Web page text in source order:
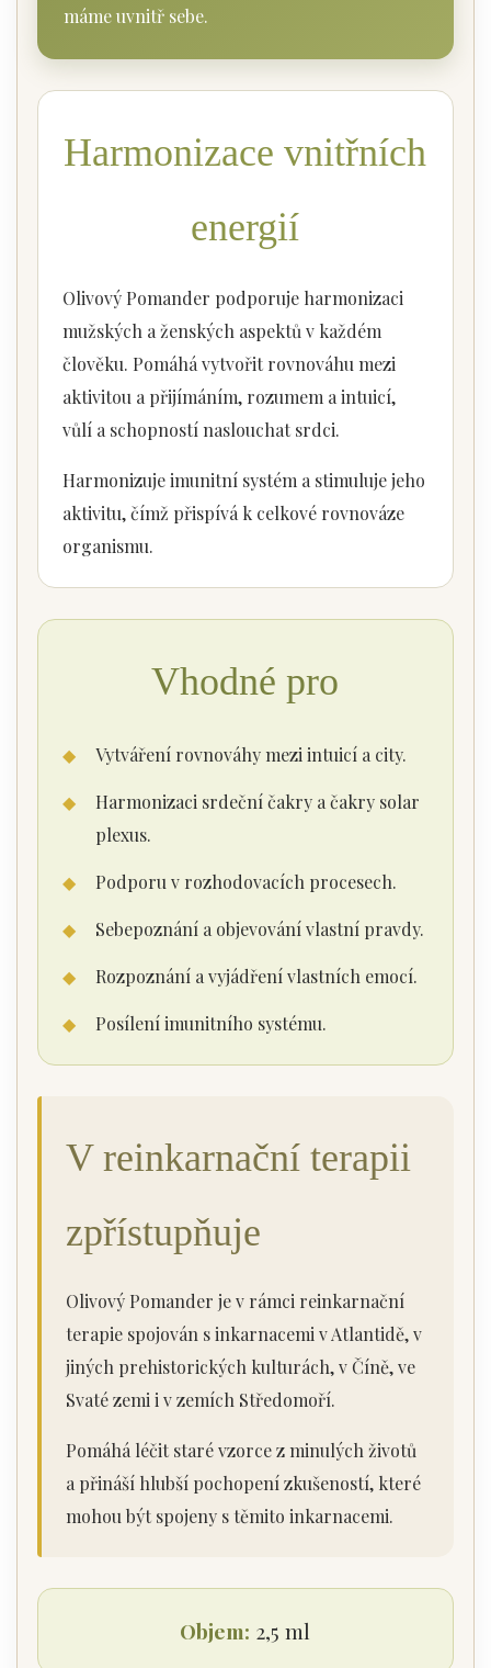
máme uvnitř sebe.
Harmonizace vnitřních
energií
Olivový Pomander podporuje harmonizaci
mužských a ženských aspektů v každém
člověku. Pomáhá vytvořit rovnováhu mezi
aktivitou a přijímáním, rozumem a intuicí,
vůlí a schopností naslouchat srdci.
Harmonizuje imunitní systém a stimuluje jeho
aktivitu, čímž přispívá k celkové rovnováze
organismu.
Vhodné pro
◆ Vytváření rovnováhy mezi intuicí a city.
◆
Harmonizaci srdeční čakry a čakry solar
plexus.
◆ Podporu v rozhodovacích procesech.
◆ Sebepoznání a objevování vlastní pravdy.
◆ Rozpoznání a vyjádření vlastních emocí.
◆ Posílení imunitního systému.
V reinkarnační terapii
zpřístupňuje
Olivový Pomander je v rámci reinkarnační
terapie spojován s inkarnacemi v Atlantidě, v
jiných prehistorických kulturách, v Číně, ve
Svaté zemi i v zemích Středomoří.
Pomáhá léčit staré vzorce z minulých životů
a přináší hlubší pochopení zkušeností, které
mohou být spojeny s těmito inkarnacemi.
Objem: 2,5 ml